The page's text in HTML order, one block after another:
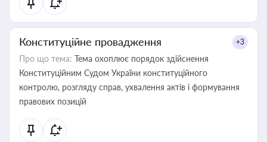
Конституційне провадження +3
Про що тема: Тема охоплює порядок здійснення
Конституційним Судом України конституційного
контролю, розгляду справ, ухвалення актів і формування
правових позицій